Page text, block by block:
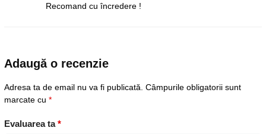
Recomand cu încredere !
Adaugă o recenzie
Adresa ta de email nu va fi publicată. Câmpurile obligatorii sunt
marcate cu *
Evaluarea ta*